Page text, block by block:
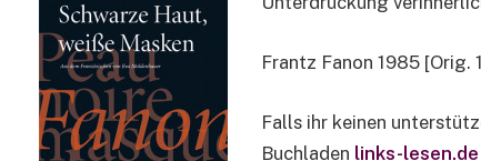
Frantz Fanon 1985
Falls ihr keinen
Buchladen links-lesen.de